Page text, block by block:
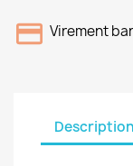
Virement
Description